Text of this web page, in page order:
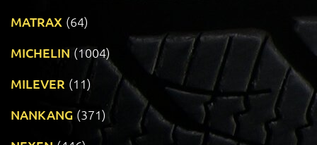
MATRAX (64)
MICHELIN (1004)
MILEVER (11)
NANKANG (371)